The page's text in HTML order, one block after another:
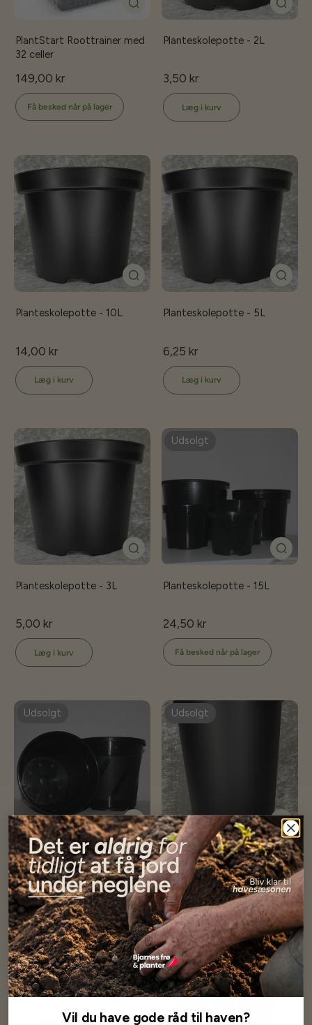
PlantStart Roottrainer med
32 celler
149,00 kr
Få besked når på lager
Planteskolepotte - 2L
3,50 kr
Læg i kurv
Planteskolepotte - 10L
14,00 kr
Læg i kurv
Planteskolepotte - 5L
6,25 kr
Læg i kurv
Planteskolepotte - 3L
5,00 kr
Læg i kurv
Udsolgt
Planteskolepotte - 15L
24,50 kr
Få besked når på lager
Udsolgt
DEKO potte 7,5 L
24,00 kr
Få besked når på lager
Udsolgt
Dyb potte 2L 13x18cm
3,00 kr
Få besked når på lager
Udsolgt Udsolgt
Vil du have gode råd til haven?